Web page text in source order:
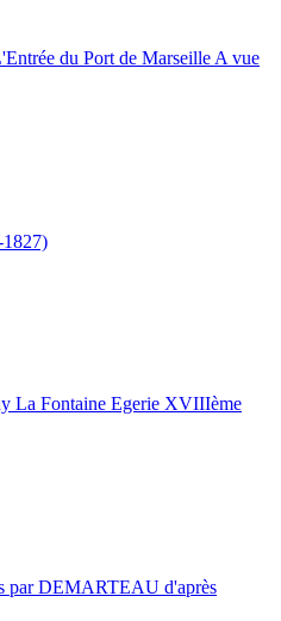
du Port de Marseille A vue
La Fontaine Egerie XVIIIème
par DEMARTEAU d'après